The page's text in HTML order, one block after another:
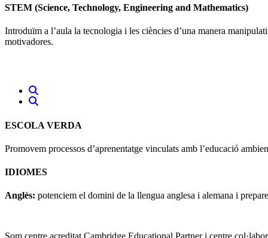
STEM (Science, Technology, Engineering and Mathematics)
Introduïm a l’aula la tecnologia i les ciències d’una manera
motivadores.
ESCOLA VERDA
Promovem processos d’aprenentatge vinculats amb l’educació
IDIOMES
Anglès: potenciem el domini de la llengua anglesa i alemana i